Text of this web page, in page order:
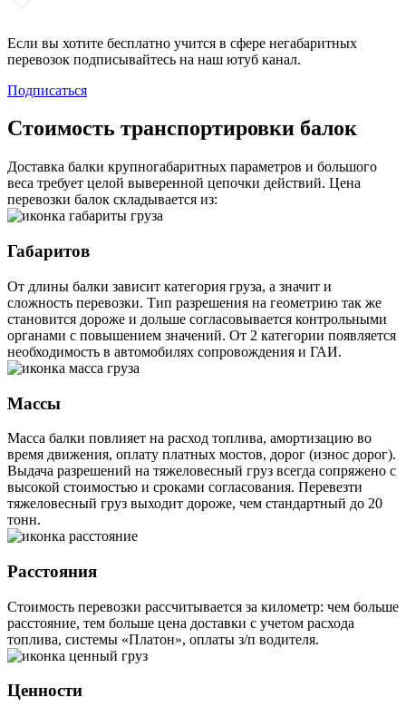
Если вы хотите бесплатно учится в сфере негабаритных
перевозок подписывайтесь на наш ютуб канал.
Подписаться
Стоимость транспортировки балок
Доставка балки крупногабаритных параметров и большого
веса требует целой выверенной цепочки действий. Цена
перевозки балок складывается из:
Габаритов
От длины балки зависит категория груза, а значит и
сложность перевозки. Тип разрешения на геометрию так же
становится дороже и дольше согласовывается контрольными
органами с повышением значений. От 2 категории появляется
необходимость в автомобилях сопровождения и ГАИ.
Массы
Масса балки повлияет на расход топлива, амортизацию во
время движения, оплату платных мостов, дорог (износ дорог).
Выдача разрешений на тяжеловесный груз всегда сопряжено с
высокой стоимостью и сроками согласования. Перевезти
тяжеловесный груз выходит дороже, чем стандартный до 20
тонн.
Расстояния
Стоимость перевозки рассчитывается за километр: чем больше
расстояние, тем больше цена доставки с учетом расхода
топлива, системы «Платон», оплаты з/п водителя.
Ценности